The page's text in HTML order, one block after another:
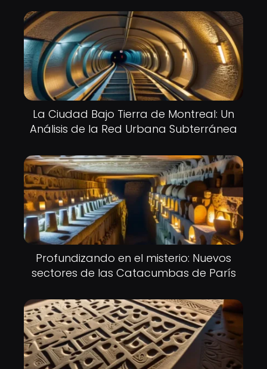
La Ciudad Bajo Tierra de Montreal: Un
Análisis de la Red Urbana Subterránea
Profundizando en el misterio: Nuevos
sectores de las Catacumbas de París